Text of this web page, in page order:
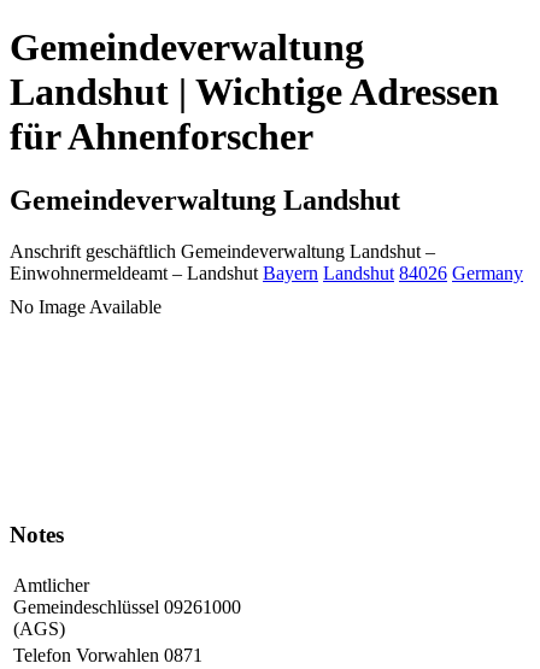
Gemeindeverwaltung
Landshut | Wichtige Adressen
für Ahnenforscher
Gemeindeverwaltung Landshut
Anschrift geschäftlich Gemeindeverwaltung Landshut –
Einwohnermeldeamt – Landshut Bayern Landshut 84026 Germany
No Image Available
Notes
Amtlicher
Gemeindeschlüssel
(AGS)
09261000
Telefon Vorwahlen 0871